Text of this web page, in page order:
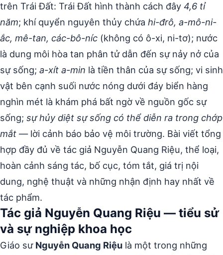
trên Trái Đất: Trái Đất hình thành cách đây 4,6 tỉ
năm; khí quyển nguyên thủy chứa hi-đrô, a-mô-ni-
ắc, mê-tan, các-bô-níc (không có ô-xi, ni-tơ); nước
là dung môi hòa tan phân tử dẫn đến sự nảy nở của
sự sống; a-xít a-min là tiền thân của sự sống; vi sinh
vật bên cạnh suối nước nóng dưới đáy biển hàng
nghìn mét là khám phá bất ngờ về nguồn gốc sự
sống; sự hủy diệt sự sống có thể diễn ra trong chớp
mắt — lời cảnh báo bảo vệ môi trường. Bài viết tổng
hợp đầy đủ về tác giả Nguyễn Quang Riệu, thể loại,
hoàn cảnh sáng tác, bố cục, tóm tắt, giá trị nội
dung, nghệ thuật và những nhận định hay nhất về
tác phẩm.
Tác giả Nguyễn Quang Riệu — tiểu sử
và sự nghiệp khoa học
Giáo sư Nguyễn Quang Riệu là một trong những